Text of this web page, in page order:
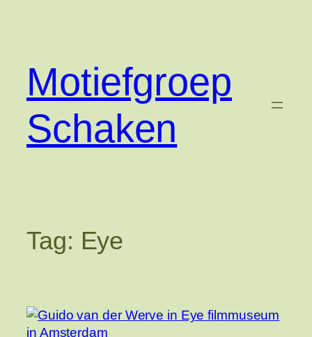
inhoudMotiefgroep
Schaken
Tag: Eye